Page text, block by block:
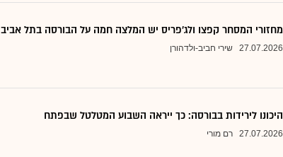
מחזורי המסחר קפצו ולג'פריס יש המלצה חמה על הבורסה בתל אביב
27.07.2026 שירי חביב-ולדהורן
היכונו לירידות בבורסה: כך ייראה השבוע המטלטל שבפתח
27.07.2026 רם מורי